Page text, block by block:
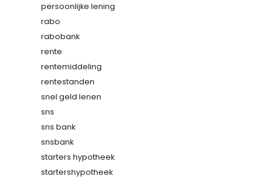
persoonlijke lening
rabo
rabobank
rente
rentemiddeling
rentestanden
snel geld lenen
sns
sns bank
snsbank
starters hypotheek
startershypotheek